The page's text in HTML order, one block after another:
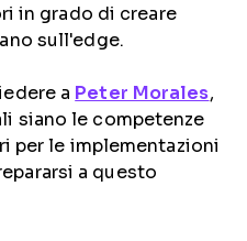
in grado di creare
sull'edge.
a Peter Morales,
siano le competenze
per le implementazioni
a questo